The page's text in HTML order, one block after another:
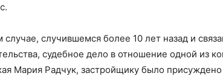
случившемся более 10 лет назад и
судебное дело в отношение одной из
Мария Радчук, застройщику было присуждено